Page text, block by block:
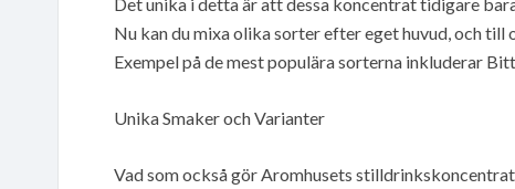
Nu kan du mixa olika sorter efter eget huvud, och till
Exempel på de mest populära sorterna inkluderar
Unika Smaker och Varianter
Vad som också gör Aromhusets